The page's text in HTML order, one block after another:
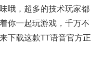
哦，超多的技术玩家都
你一起玩游戏，千万不
下载这款TT语音官方正